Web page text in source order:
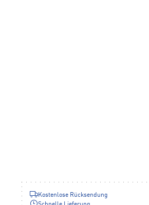
Kostenlose Rücksendung